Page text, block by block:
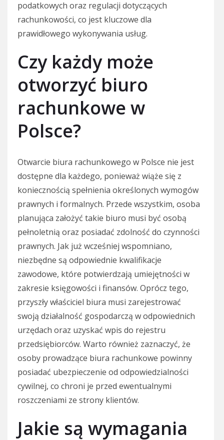
podatkowych oraz regulacji dotyczących
rachunkowości, co jest kluczowe dla
prawidłowego wykonywania usług.
Czy każdy może
otworzyć biuro
rachunkowe w
Polsce?
Otwarcie biura rachunkowego w Polsce nie jest
dostępne dla każdego, ponieważ wiąże się z
koniecznością spełnienia określonych wymogów
prawnych i formalnych. Przede wszystkim, osoba
planująca założyć takie biuro musi być osobą
pełnoletnią oraz posiadać zdolność do czynności
prawnych. Jak już wcześniej wspomniano,
niezbędne są odpowiednie kwalifikacje
zawodowe, które potwierdzają umiejętności w
zakresie księgowości i finansów. Oprócz tego,
przyszły właściciel biura musi zarejestrować
swoją działalność gospodarczą w odpowiednich
urzędach oraz uzyskać wpis do rejestru
przedsiębiorców. Warto również zaznaczyć, że
osoby prowadzące biura rachunkowe powinny
posiadać ubezpieczenie od odpowiedzialności
cywilnej, co chroni je przed ewentualnymi
roszczeniami ze strony klientów.
Jakie są wymagania